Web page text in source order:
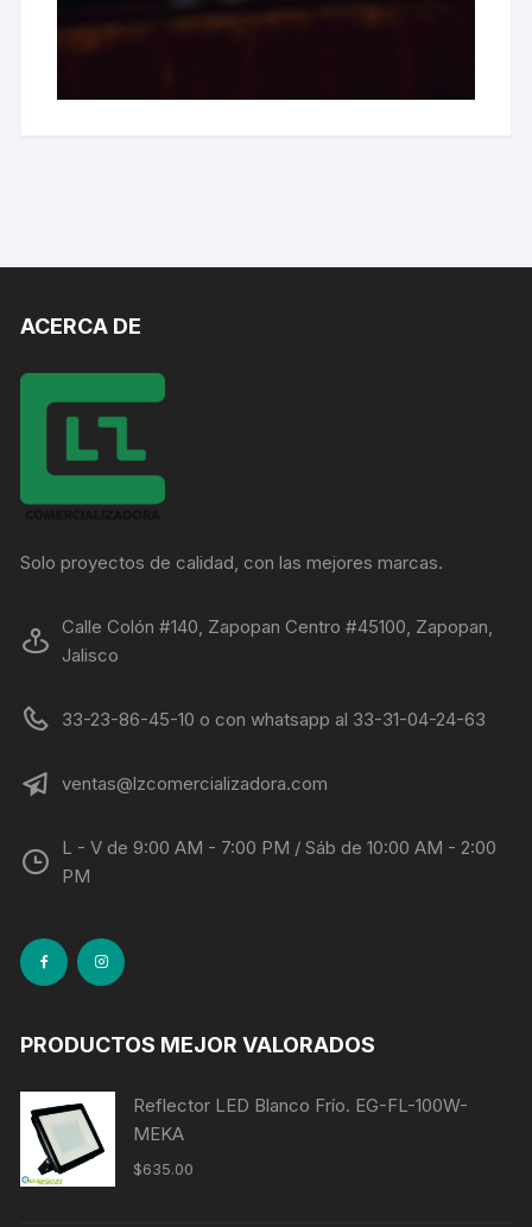
ACERCA DE
Solo proyectos de calidad, con las mejores marcas.
Calle Colón #140, Zapopan Centro #45100, Zapopan,
Jalisco
33-23-86-45-10 o con whatsapp al 33-31-04-24-63
ventas@lzcomercializadora.com
L - V de 9:00 AM - 7:00 PM / Sáb de 10:00 AM - 2:00
PM
PRODUCTOS MEJOR VALORADOS
Reflector LED Blanco Frío. EG-FL-100W-
MEKA
$635.00